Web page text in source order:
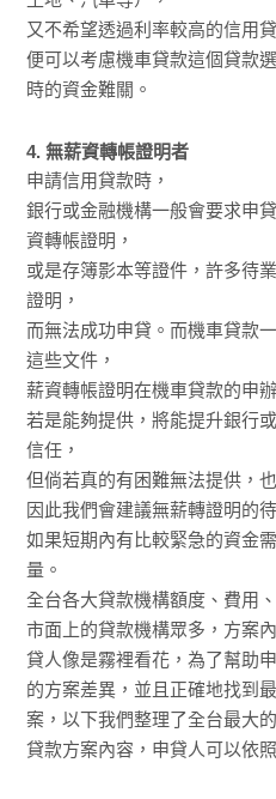
又不希望透過利率較高的信用
便可以考慮機車貸款這個貸款
時的資金難關。
4. 無薪資轉帳證明者
申請信用貸款時，
銀行或金融機構一般會要求申
資轉帳證明，
或是存簿影本等證件，許多待
證明，
而無法成功申貸。而機車貸款
這些文件，
薪資轉帳證明在機車貸款的申
若是能夠提供，將能提升銀行
信任，
但倘若真的有困難無法提供，
因此我們會建議無薪轉證明的
如果短期內有比較緊急的資金
量。
全台各大貸款機構額度、費用
市面上的貸款機構眾多，方案
貸人像是霧裡看花，為了幫助
的方案差異，並且正確地找到
案，以下我們整理了全台最大
貸款方案內容，申貸人可以依